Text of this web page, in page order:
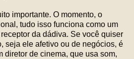
importante. O momento, o
tudo isso funciona como um
da dádiva. Se você quiser
seja ele afetivo ou de negócios, é
diretor de cinema, que usa som,